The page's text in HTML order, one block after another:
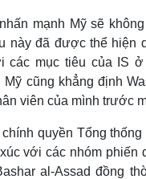
mạnh Mỹ sẽ
này đã được thể hiện
các mục tiêu của IS
cũng khẳng định
viên của mình trước
quyền Tổng
với các nhóm phiến
al-Assad đồng